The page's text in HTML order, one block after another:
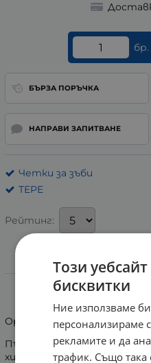
бр.
БЪРЗА ПОРЪЧКА
НАПРАВИ ЗАПИТВАНЕ
Четки за зъби
TEPE
Рейтинг:
ТЕПЕ
Ортодонтски комплект.
Пълен комплект с
хигиена, които помагат
Този
бисквитки
Ние използваме
персонализираме
рекламите и да
трафик. Също така